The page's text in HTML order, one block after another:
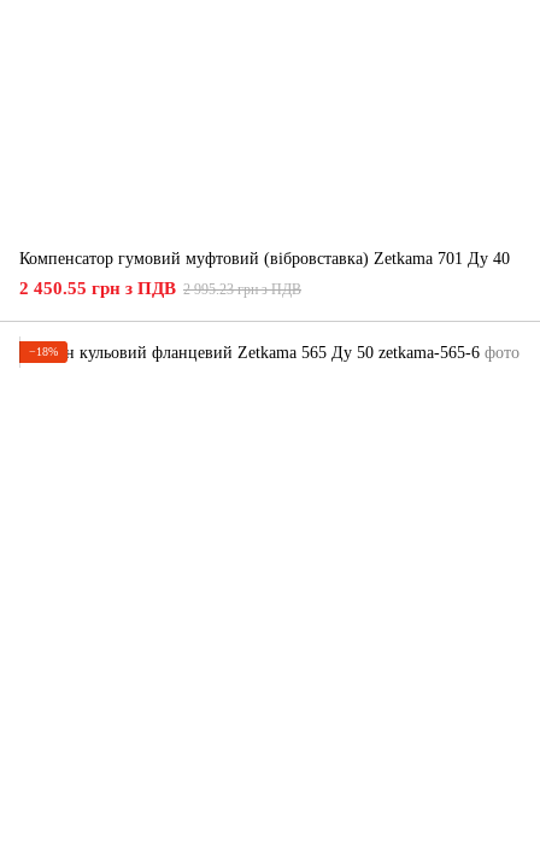
Компенсатор гумовий муфтовий (вібровставка) Zetkama 701 Ду 40
2 450.55 грн з ПДВ 2 995.23 грн з ПДВ
−18%